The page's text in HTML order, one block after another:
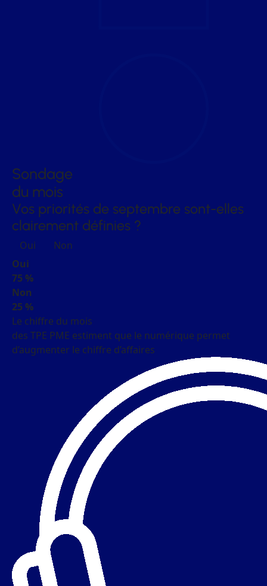
Sondage
du mois
Vos priorités de septembre sont-elles
clairement définies ?
Oui
Non
Oui
75 %
Non
25 %
Le chiffre du mois
des TPE PME estiment que le numérique permet
d’augmenter le chiffre d’affaires